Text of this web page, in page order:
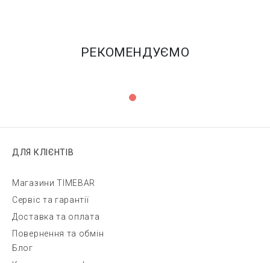
РЕКОМЕНДУЄМО
ДЛЯ КЛІЄНТІВ
Магазини TIMEBAR
Сервіс та гарантії
Доставка та оплата
Повернення та обмін
Блог